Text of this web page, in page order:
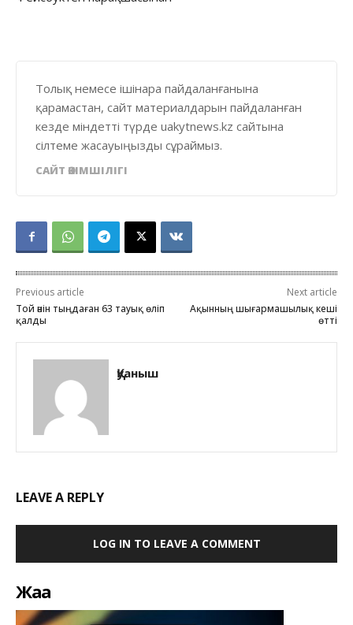
Толық немесе ішінара пайдаланғанына
қарамастан, сайт материалдарын пайдаланған
кезде міндетті түрде uakytnews.kz сайтына
сілтеме жасауыңызды сұраймыз.
САЙТ ӘКІМШІЛІГІ
Previous article
Той әнін тыңдаған 63 тауық өліп
қалды
Next article
Ақынның шығармашылық кеші
өтті
Қуаныш
LEAVE A REPLY
LOG IN TO LEAVE A COMMENT
Жаңа